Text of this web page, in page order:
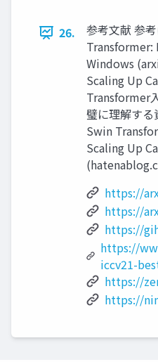
26.
参考文献 参
Windows
Scaling Up
Transformer
璧に理解す
Swin
Scaling Up
https://
https://
https://
https://
iccv21-
https://
https://